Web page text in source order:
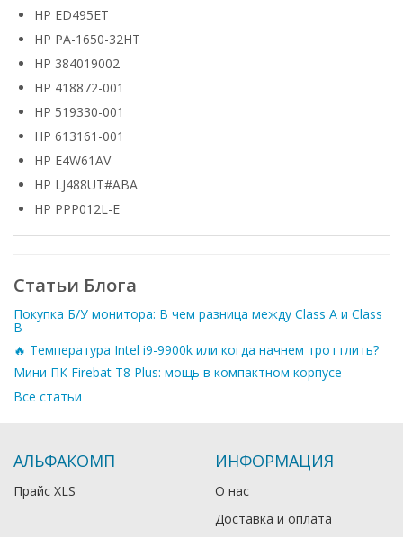
HP ED495ET
HP PA-1650-32HT
HP 384019002
HP 418872-001
HP 519330-001
HP 613161-001
HP E4W61AV
HP LJ488UT#ABA
HP PPP012L-E
Статьи Блога
Покупка Б/У монитора: В чем разница между Class A и Class
B
🔥 Температура Intel i9-9900k или когда начнем троттлить?
Мини ПК Firebat T8 Plus: мощь в компактном корпусе
Все статьи
АЛЬФАКОМП
Прайс XLS
ИНФОРМАЦИЯ
О нас
Доставка и оплата